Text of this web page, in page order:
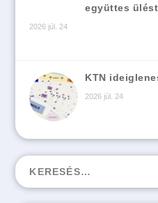
együttes
2026 júl. 24
KTN
2026 júl. 24